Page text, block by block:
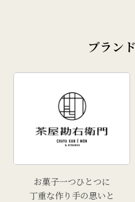
ブラン
お菓子一つひとつに
丁重な作り手の思いと